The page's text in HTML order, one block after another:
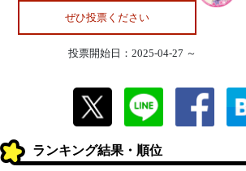
ぜひ投票ください
投票開始日：2025-04-27 ～
ランキング結果・順位